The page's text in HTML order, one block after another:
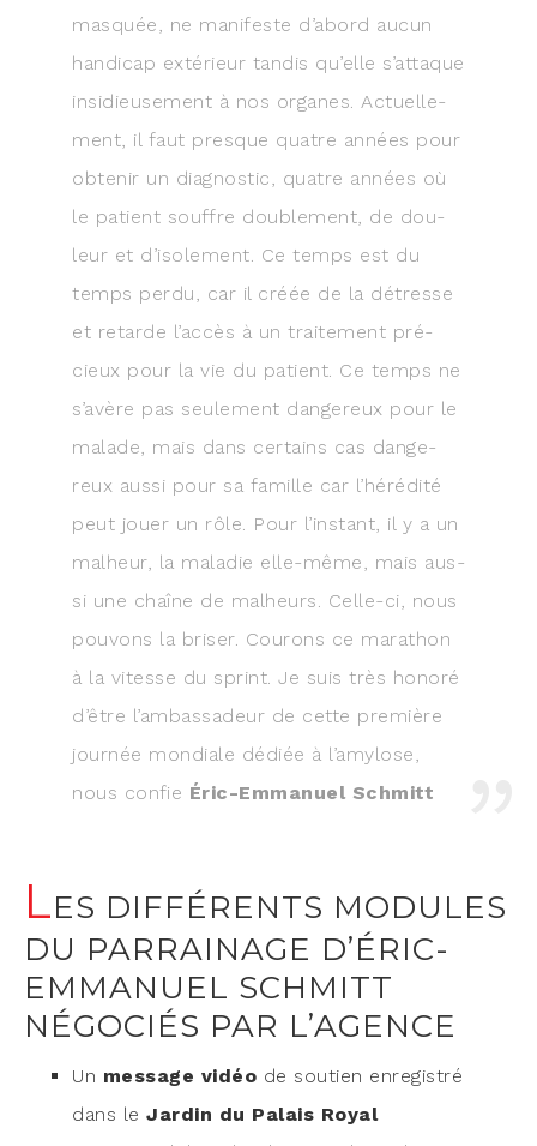
mas­quée, ne mani­feste d’abord aucun
han­di­cap exté­rieur tan­dis qu’elle s’attaque
insi­dieu­se­ment à nos organes. Actuel­le­
ment, il faut presque quatre années pour
obte­nir un diag­nos­tic, quatre années où
le patient souffre dou­ble­ment, de dou­
leur et d’isolement. Ce temps est du
temps per­du, car il créée de la détresse
et retarde l’accès à un trai­te­ment pré­
cieux pour la vie du patient. Ce temps ne
s’avère pas seule­ment dan­ge­reux pour le
malade, mais dans cer­tains cas dan­ge­
reux aus­si pour sa famille car l’hérédité
peut jouer un rôle. Pour l’instant, il y a un
mal­heur, la mala­die elle-même, mais aus­
si une chaîne de mal­heurs. Celle-ci, nous
pou­vons la bri­ser. Cou­rons ce mara­thon
à la vitesse du sprint. Je suis très hono­ré
d’être l’ambassadeur de cette pre­mière
jour­née mon­diale dédiée à l’amylose,
nous confie Éric-Emma­nuel Schmitt
LES DIFFÉRENTS MODULES
DU PARRAINAGE D’ÉRIC-
EMMANUEL SCHMITT
NÉGOCIÉS PAR L’AGENCE
Un mes­sage vidéo de sou­tien enre­gis­tré
dans le Jar­din du Palais Royal